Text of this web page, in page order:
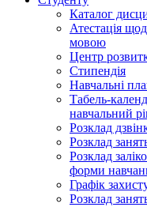
Каталог
Атестація
мовою
Центр
Стипендія
Навчальні
Табель-
навчальний
Розклад
Розклад
Розклад
форми
Графік
Розклад